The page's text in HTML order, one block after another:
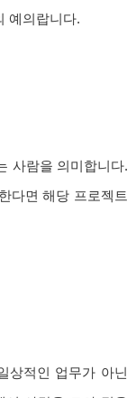
예의랍니다.
사람을 의미합니다.
다면 해당 프로젝트
상적인 업무가 아닌